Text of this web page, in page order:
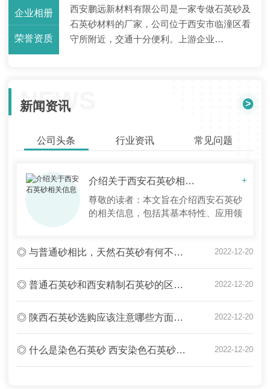
企业相册
荣誉资质
西安鹏远新材料有限公司是一家专做石英砂及
石英砂材料的厂家，公司位于西安市临潼区看
守所附近，交通十分便利。上游企业…
NEWS
新闻资讯 >
公司头条 行业资讯 常见问题
介绍关于西安石英砂相关信息
+
尊敬的读者：本文旨在介绍西安石英砂
的相关信息，包括其基本特性、应用领
基本特性石英砂是由硅氧化物（SiO2）
组成的一种自然无机物质，主要分布于
地壳表层。西安石英砂产量较多，以其
结晶度高、硬度大、颜色纯净等特点而
行业。二、
◎ 与普通砂相比，天然石英砂有何不同？陕西石英砂厂家为您在线解答 2022-12-20
◎ 普通石英砂和西安精制石英砂的区别竟然是这样的！ 2022-12-20
◎ 陕西石英砂选购应该注意哪些方面？石英砂选购过程中的注意要点 2022-12-20
◎ 什么是染色石英砂 西安染色石英砂应用领域全解析 2022-12-20